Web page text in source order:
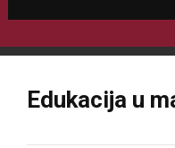
Edukacija u